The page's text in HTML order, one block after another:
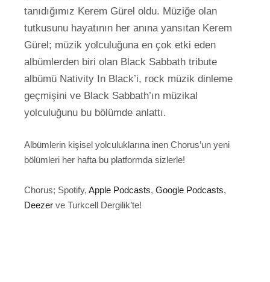
tanıdığımız Kerem Gürel oldu. Müziğe olan
tutkusunu hayatının her anına yansıtan Kerem
Gürel; müzik yolculuğuna en çok etki eden
albümlerden biri olan Black Sabbath tribute
albümü Nativity In Black’i, rock müzik dinleme
geçmişini ve Black Sabbath’ın müzikal
yolculuğunu bu bölümde anlattı.
Albümlerin kişisel yolculuklarına inen Chorus’un yeni
bölümleri her hafta bu platformda sizlerle!
Chorus; Spotify, Apple Podcasts, Google Podcasts,
Deezer ve Turkcell Dergilik’te!